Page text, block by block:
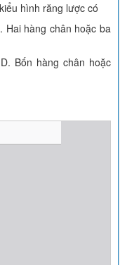
hình răng lược có
Hai hàng chân hoặc ba
Bốn hàng chân hoặc